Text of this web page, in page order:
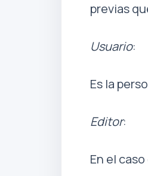
previas
Usuario:
Es la
Editor:
En el